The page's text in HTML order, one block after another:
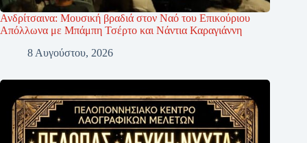
Ανδρίτσαινα: Μουσική βραδιά στον Ναό του Επικούριου
Απόλλωνα με Μπάμπη Τσέρτο και Νάντια Καραγιάννη
8 Αυγούστου, 2026